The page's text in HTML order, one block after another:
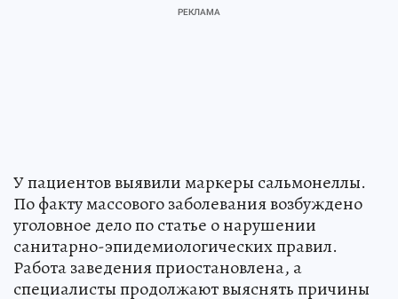
У пациентов выявили маркеры сальмонеллы.
По факту массового заболевания возбуждено
уголовное дело по статье о нарушении
санитарно-эпидемиологических правил.
Работа заведения приостановлена, а
специалисты продолжают выяснять причины